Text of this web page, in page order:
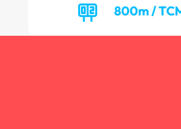
800m /